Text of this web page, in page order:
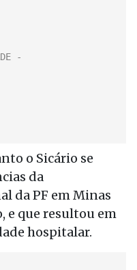
o Sicário se
da
da PF em Minas
e que resultou em
hospitalar.